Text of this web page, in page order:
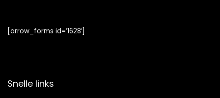
[arrow_forms id=’1628′]
Snelle links